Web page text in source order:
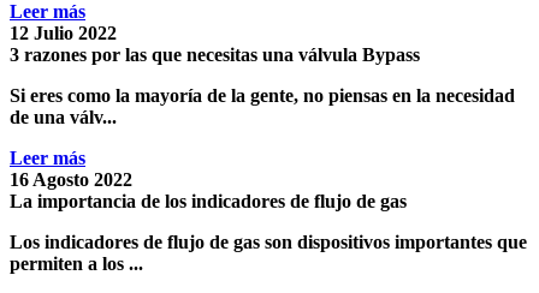
Leer más
12 Julio 2022
3 razones por las que necesitas una válvula Bypass
Si eres como la mayoría de la gente, no piensas en la necesidad
de una válv...
Leer más
16 Agosto 2022
La importancia de los indicadores de flujo de gas
Los indicadores de flujo de gas son dispositivos importantes que
permiten a los ...